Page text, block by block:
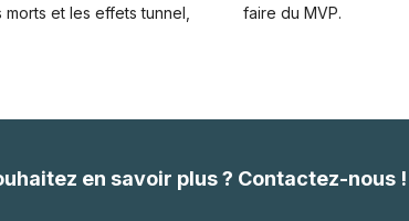
morts et les effets tunnel,
faire du MVP.
en savoir plus ? Contactez-nous !